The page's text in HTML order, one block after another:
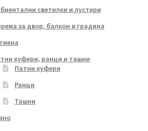
светилки и лустери
за двор, балкон и градина
куфери, ранци и ташни
Патни куфери
Ранци
Ташни